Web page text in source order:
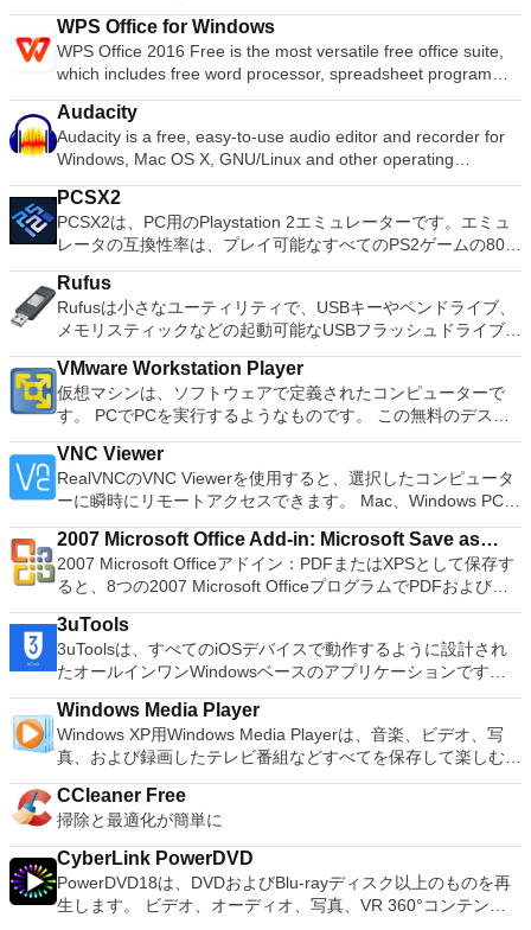
ーションおよびディスク管理ユーティリティです。パーティシ
ョンの拡張（特にシステムドライブ用）、ディスク領域の管
理、MBRおよびGUIDパーティションテーブル（GPT）ディス
クのディスク領域不足の問題の解決を可能にします。 パーテ
ィションのサイズ変更/移動システムドライブを拡張するディ
スクとパーティションをコピーパーティションをマージ分割パ
ーティション空き領域を再分配するダイナミックディスクの変
換パーティションを回復する
WPS Office for Windows
WPS Office 2016 Free is the most versatile free office suite,
which includes free word processor, spreadsheet program
and presentation maker. With these three programs you will
easily be able to deal with any office related tasks. WPS
Office 2016 Free has multiple language support for English,
French, German, Spanish, Portuguese,Russian and Polish
languages. To switch between languages requires only a
single click! Despite being a free suite, WPS Office comes
with many innovative features, such as the paragraph
adjustment tool and multiple tabbed feature. It also has a PDF
converter, spell check and word count feature. WPS Office
2016 Personal Edition supports switching language UI,File
Roaming and Docer online templates. Key features include:
Writer Efficient word processor. Presentation Multimedia
presentations creator. Spreadsheets Powerful tool for data
processing and analysis. 100% compatible with MS Office
document file types (.docx, .pptx, .xlsx, etc.). Thousands of
support (iOS and Android). WPS Cloud Storage included.
Although it is a free suite, WPS Office 2016 Free comes with
many innovative features, including a useful a paragraph
adjustment tool int he Writer program. It has an Office to PDF
converter, automatic spell checking and word count features.
It also has some neat tools such as the Watermark in
document, and converting PowerPoint to Word document
support. Overall, WPS Office 2016 Free is a good alternative
to Microsoft's offering. The Writer program is a versatile word
processor; the Presentation program is an easy to use and
effective slide show maker that helps you to create impressive
multimedia presentations; and the Spreadsheets program is
both a flexible and a powerful spreadsheet application.
Audacity
Audacity is a free, easy-to-use audio editor and recorder for
Windows, Mac OS X, GNU/Linux and other operating
systems. You can use Audacity to: Record live audio. Convert
tapes and records into digital recordings or CDs. Edit Ogg
Vorbis, MP3, WAV or AIFF sound files. Cut, copy, splice or mix
sounds together. Change the speed or pitch of a recording.
Add new effects with LADSPA plug-ins. And more!
PCSX2
PCSX2は、PC用のPlaystation 2エミュレーターです。エミュ
レータの互換性率は、プレイ可能なすべてのPS2ゲームの80％
以上を誇っています。かなり強力なコンピューターを所有して
いる場合、PCSX2は優れたエミュレーターです。また、この
アプリケーションはローエンドコンピューターのサポートも提
供するため、Playstation 2コンソールのすべての所有者は、
PCで動作するゲームを見ることができます。 PCSX2エミュレ
ーターを使用すると、PS2コントローラーを使用して、本物の
プレイステーション体験をシミュレートできます。このアプリ
ケーションでは、ディスクからゲームを直接実行することも、
ハードドライブからISOイメージとして実行することもできま
す。 主な機能は次のとおりです。 Savestates：ボタンを1つ
押すだけで、ゲームの現在の「状態」を保存できます。 無制
限のメモリーカード：好きなだけメモリーカードを保存でき、
8MBから64MBまでの単一の物理カードに制限されなくなりま
した。 高解像度グラフィックス：PCSX2を使用すると、
1080pまたは4K HDでゲームをプレイできます。 全体とし
ゲームを高い精度でエミュレートでき、Windowsとエミュレ
ーターを切り替えることができます。欠点は、高速ゲームに苦
労し、時々フリーズまたはクラッシュすることです。* PCSX2
を使用するには、コンソールから抽出できるPlaystation 2
BIOSが必要です。
Rufus
Rufusは小さなユーティリティで、USBキーやペンドライブ、
メモリスティックなどの起動可能なUSBフラッシュドライブを
フォーマットおよび作成できます。 Rufusは、次のシナリオで
役立ちます。 Windows、Linux、およびUEFI用の起動可能な
ISOからUSBインストールメディアを作成する必要がある場
合。 OSがインストールされていないシステムで作業する必要
がある場合。 BIOSまたはその他のファームウェアをDOSから
フラッシュする必要がある場合。 低レベルのユーティリティ
を実行する必要がある場合。 Rufusは次の* ISOで動作しま
す：Arch Linux、Archbang、BartPE / pebuilder、CentOS、
Damn Small Linux、Fedora、FreeDOS、Gentoo、
gNewSense、Hiren&#39;s Boot CD、LiveXP、Knoppix、
Kubuntu、Linux Mint、NT Password Registry Editor、
OpenSUSE、Parted Magic、Slackware、Tails、Trinity
Rescue Kit、Ubuntu、Ultimate Boot CD、Windows XP（SP2
以降）、Windows Server 2003 R2、Windows Vista、
Windows 7、Windows 8。 *このリストは完全ではありませ
ア語、マレーシア語、セシュティナ、ダンスク、ドイツ語、英
語、スペイン語、フランス語、フルバツキー、イタリア語、ラ
トヴィエシュ、リエトゥビウ、マジャール、オランダ、ノルス
ク、ポルスキ、ポルトガル、ポルトガル、スロヴェンスキー、
スロベンツキー、スロヴェンスキーSrpski、Suomi、
Svenska、Türkçe。
VMware Workstation Player
仮想マシンは、ソフトウェアで定義されたコンピューターで
す。 PCでPCを実行するようなものです。 この無料のデスク
トップ仮想化ソフトウェアアプリケーションにより、VMware
Workstation、VMware Fusion、VMware Server、または
VMware ESXで作成された仮想マシンを簡単に操作できます。
主な機能は次のとおりです。 1台のPCで複数のオペレーティ
ングシステムを同時に実行します。 インストールや構成の問
題なしに、事前構成された製品の利点を体験してください。
ホストコンピューターと仮想マシン間でデータを共有します。
32ビットと64ビットの両方の仮想マシンを実行します。 2-
way Virtual SMPを活用します。 サードパーティの仮想マシン
とイメージを使用します。 ホストコンピューターと仮想マシ
ン間でデータを共有します。 幅広いホストおよびゲストオペ
レーティングシステムのサポート。 USB 2.0デバイスのサポー
ト。 起動時にアプライアンス情報を取得します。 直感的なホ
ームページインターフェイスを介して仮想マシンに簡単にアク
セスできます。 VMware Playerは、Microsoft Virtual Server仮
います。
VNC Viewer
RealVNCのVNC Viewerを使用すると、選択したコンピュータ
ーに瞬時にリモートアクセスできます。 Mac、Windows PC、
またはLinuxマシン、世界中のどこからでも。 VNC Viewerを
使用すると、コンピューターのデスクトップを表示したり、コ
ンピューターの前に直接座っているかのようにマウスとキーボ
ードを制御したりできます。 VNC Viewerは、インストールと
使用が簡単です。制御したいデバイスでインストーラーを実行
し、指示に従ってください。オプションで、Windowsでのリ
モート展開に使用可能なMSIがあります。デスクトッププラッ
トフォームにVNC Viewerをインストールする権限がない場合
は、スタンドアロンオプションを選択する必要があります。
主な機能は次のとおりです。 クラウドサービスを介してVNC
Connectを実行しているコンピューターに接続します。 Apple
Screen Sharing（ARD）などのサードパーティ製のVNC互換
ソフトウェアを実行しているコンピューターに直接接続しま
す。 各デバイスでVNC Viewerにサインインして、すべてのデ
ボードの上のスクロールバーには、Command / Windowsなど
の高度なキーが含まれています。 Bluetoothキーボードのサポ
ート。 VNC Connectサブスクリプションには、無料、有料、
2007 Microsoft Office Add-in: Microsoft Save as
PDF or XPS
2007 Microsoft Officeアドイン：PDFまたはXPSとして保存す
ると、8つの2007 Microsoft OfficeプログラムでPDFおよび
XPS形式にエクスポートして保存できます。このツールを使用
すると、これらのプログラムのサブセットでPDF形式および
XPS形式の電子メール添付ファイルとして送信することもでき
ます（特定の機能はプログラムによって異なります）。 この
ダウンロードは、次のOfficeプログラムで動作します。
Microsoft Office Access 2007。 Microsoft Office Excel 2007。
Microsoft Office InfoPath 2007。 Microsoft Office OneNote
2007。 Microsoft Office PowerPoint 2007。 Microsoft Office
Publisher 2007。 Microsoft Office Visio 2007。 Microsoft
Office Word 2007。 2007 Microsoft Officeプログラムのこの
Microsoft Save as PDFまたはXPSアドインは、2007 Microsoft
Office systemソフトウェアの補足条項であり、2007 Microsoft
Office systemソフトウェアのライセンス条項の対象となりま
す。 システム要件：サポートされているオペレーティングシ
3uTools
3uToolsは、すべてのiOSデバイスで動作するように設計され
たオールインワンWindowsベースのアプリケーションです。
3uToolsは、現在利用可能な最も効率的なiOSファイルおよび
データ管理ツールであると主張しています。この声明の信on
性についてコメントすることはできませんが、アプリ、写真、
音楽、着信音、その他のマルチメディアファイルを簡単に管理
できます。 また、ジェイルブレイク、アクティベーション、
バッテリー、iCloudロックのステータスなど、iOSデバイスの
さまざまなステータスを表示することもできます。 3uTools
は、詳細なiOSおよびiDevice情報も提供します。 3uToolsに
は、アイコン管理、ガベージクリーナー、データ移行、データ
バックアップ、着信音メーカー、ビデオコンバーター、無効な
アイコンの削除など、iOSデバイスのユーザー向けのさまざま
Windows Media Player
Windows XP用Windows Media Playerは、音楽、ビデオ、写
真、および録画したテレビ番組などすべてを保存して楽しむ最
適な機能を搭載しています。 再生、表示、外出先で楽しむた
めのポータブル デバイスとの同期、さらには家中のデバイス
との共有も、すべて1か所で行えます。 シンプルなデザイン -
まったく新しい外観でデジタル エンターテイメントを楽しめ
ます。 大好きな音楽をより多く - デジタル音楽体験がさらに
楽しくなります。 エンターテイメントをすべて1つの場所に -
音楽、ビデオ、写真、録画したテレビ番組をすべて保存して楽
CCleaner Free
掃除と最適化が簡単に
CyberLink PowerDVD
PowerDVD18は、DVDおよびBlu-rayディスク以上のものを再
生します。 ビデオ、オーディオ、写真、VR 360°コンテン